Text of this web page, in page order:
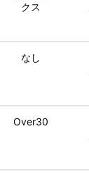
クス
なし
Over30